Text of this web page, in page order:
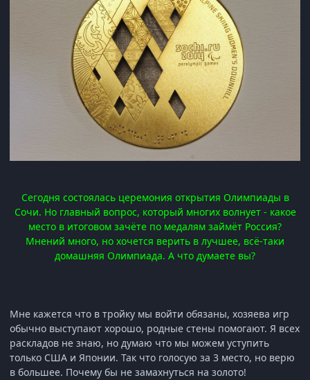
Сегодня состоялась церемония открытия Олимпиады в
Сочи. Но главный вопрос, который многих волнует - какое
место в итоговом зачёте по медалям займёт Россия?
Мнений много, но хочется верить в лучшее, всё-таки
домашняя Олимпиада. А что думаете вы?
Мне кажется что в тройку мы войти обязаны, хозяева игр
обычно выступают хорошо, родные стены помогают. Я всех
раскладов не знаю, но думаю что мы можем уступить
только США и Японии. Так что голосую за 3 место, но верю
в большее. Почему бы не замахнуться на золото!